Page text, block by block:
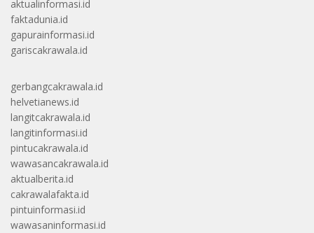
aktualinformasi.id
faktadunia.id
gapurainformasi.id
gariscakrawala.id
gerbangcakrawala.id
helvetianews.id
langitcakrawala.id
langitinformasi.id
pintucakrawala.id
wawasancakrawala.id
aktualberita.id
cakrawalafakta.id
pintuinformasi.id
wawasaninformasi.id